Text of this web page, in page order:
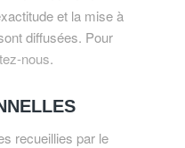
et la mise à
diffusées. Pour
nous.
recueillies par le